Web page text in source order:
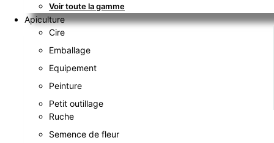
Voir toute la gamme
Apiculture
Cire
Emballage
Equipement
Peinture
Petit outillage
Ruche
Semence de fleur